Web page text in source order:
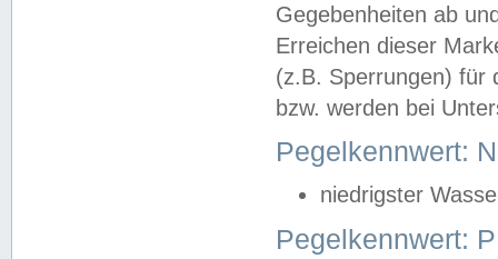
Gegebenheiten ab
Erreichen dieser
(z.B. Sperrungen) für
bzw. werden bei
Pegelkennwert:
niedrigster
Pegelkennwert: